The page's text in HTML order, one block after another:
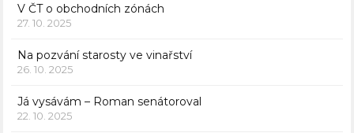
V ČT o obchodních zónách
27. 10. 2025
Na pozvání starosty ve vinařství
26. 10. 2025
Já vysávám – Roman senátoroval
22. 10. 2025